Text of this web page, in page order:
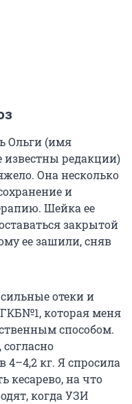
Ольги (имя
редакции)
Она несколько
и
Шейка ее
закрытой
ее зашили, сняв
отеки и
которая меня
способом.
4–4,2 кг. Я спросила
кесарево, на что
когда УЗИ